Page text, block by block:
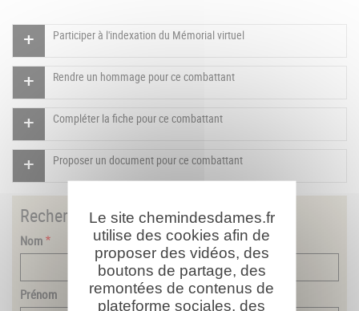
Participer à l'indexation du Mémorial virtuel
Rendre un hommage pour ce combattant
Compléter la fiche pour ce combattant
Proposer un document pour ce combattant
Rechercherun combattant
Nom
Prénom
Le site chemindesdames.fr
utilise des cookies afin de
proposer des vidéos, des
boutons de partage, des
remontées de contenus de
plateforme sociales, des